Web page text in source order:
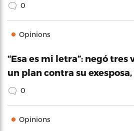
0
Opinions
“Esa es mi letra”: negó tres
un plan contra su
0
Opinions